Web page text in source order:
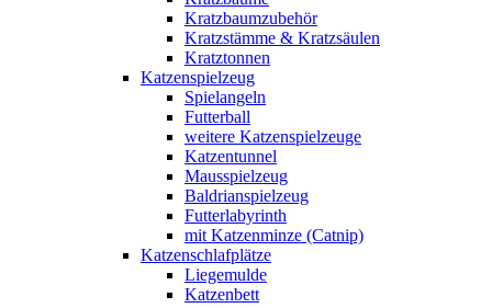
Kratzbaumzubehör
Kratzstämme & Kratzsäulen
Kratztonnen
Katzenspielzeug
Spielangeln
Futterball
weitere Katzenspielzeuge
Katzentunnel
Mausspielzeug
Baldrianspielzeug
Futterlabyrinth
mit Katzenminze (Catnip)
Katzenschlafplätze
Liegemulde
Katzenbett